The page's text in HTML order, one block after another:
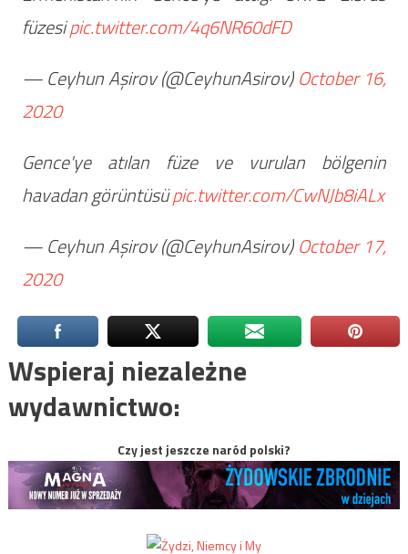
füzesipic.twitter.com/4q6NR60dFD
— Ceyhun Aşirov (@CeyhunAsirov)October 16,
2020
Gence'ye atılan füze ve vurulan bölgenin
havadan görüntüsüpic.twitter.com/CwNJb8iALx
— Ceyhun Aşirov (@CeyhunAsirov)October 17,
2020
Wspieraj niezależne
wydawnictwo:
Czy jest jeszcze naród polski?